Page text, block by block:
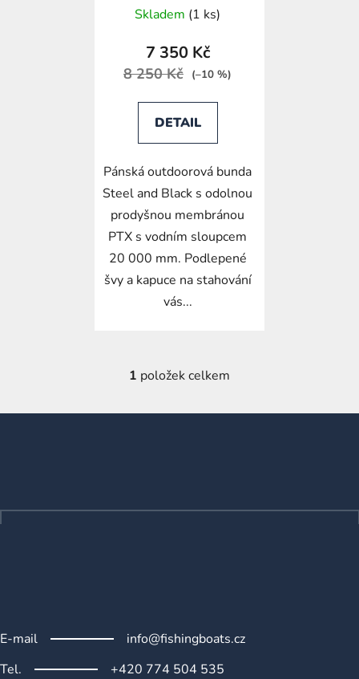
Skladem (1 ks)
7 350 Kč
8 250 Kč (–10 %)
DETAIL
Pánská outdoorová bunda
Steel and Black s odolnou
prodyšnou membránou
PTX s vodním sloupcem
20 000 mm. Podlepené
švy a kapuce na stahování
vás...
O
l
í
ý
p
i
1 položek celkem
t
í
E-mail
info@fishingboats.cz
Tel.
+420 774 504 535